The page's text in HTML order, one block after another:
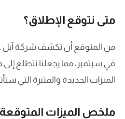
متى نتوقع الإطلاق؟
في سبتمبر، مما يجعلنا نتطلع
الميزات الجديدة والمثيرة التي
ملخص الميزات المتوقعة